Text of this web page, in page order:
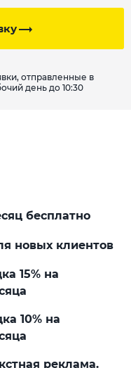
отправленные в
день до 10:30
бесплатно
новых клиентов
15% на
10% на
реклама.